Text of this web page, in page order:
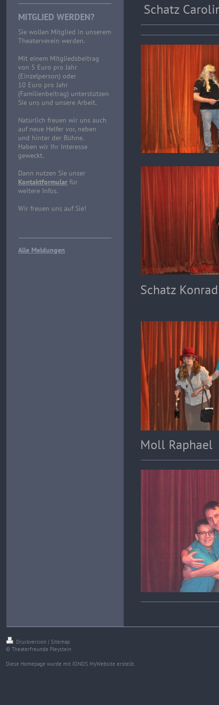
MITGLIED WERDEN?
Sie wollen Mitglied in unserem
Theaterverein werden.
Mit einem Mitgliedsbeitrag
von 5 Euro pro Jahr
(Einzelperson) oder
10 Euro pro Jahr
(Familienbeitrag) unterstützen
Sie uns und unsere Arbeit.
Natürlich freuen wir uns auch
auf neue Helfer vor, neben
und hinter der Bühne.
Haben wir Ihr Interesse
geweckt.
Dann nutzen Sie unser
Kontaktformular für
weitere Infos.
Wir freuen uns auf Sie!
Alle Meldungen
Schatz
Schatz Konrad
Moll Raphael
Druckversion | Sitemap
© Theaterfreunde Pleystein
Diese Homepage wurde mit IONOS MyWebsite erstellt.